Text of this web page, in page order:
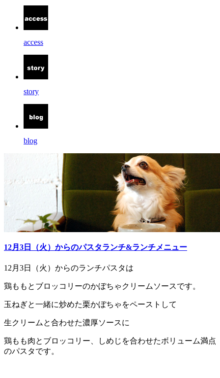
access
story
blog
12月3日（火）からのパスタランチ&ランチメニュー
12月3日（火）からのランチパスタは
鶏ももとブロッコリーのかぼちゃクリームソースです。
玉ねぎと一緒に炒めた栗かぼちゃをペーストして
生クリームと合わせた濃厚ソースに
鶏もも肉とブロッコリー、しめじを合わせたボリューム満点
のパスタです。